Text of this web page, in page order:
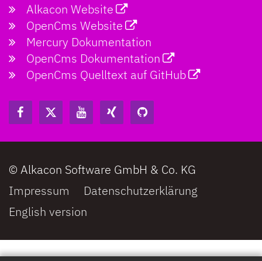
Alkacon Website
OpenCms Website
Mercury Dokumentation
OpenCms Dokumentation
OpenCms Quelltext auf GitHub
© Alkacon Software GmbH & Co. KG
Impressum
Datenschutzerklärung
English version